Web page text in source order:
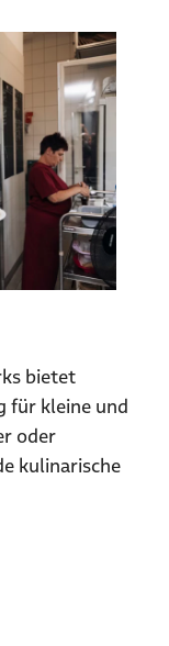
bietet
für kleine und
oder
kulinarische